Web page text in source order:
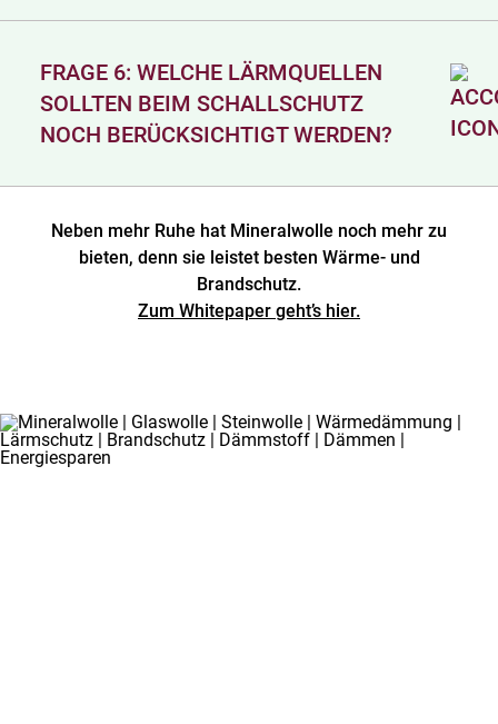
FRAGE 6: WELCHE LÄRMQUELLEN
SOLLTEN BEIM SCHALLSCHUTZ
NOCH BERÜCKSICHTIGT WERDEN?
Neben mehr Ruhe hat Mineralwolle noch mehr zu
bieten, denn sie leistet besten Wärme- und
Brandschutz.
Zum Whitepaper geht’s hier.